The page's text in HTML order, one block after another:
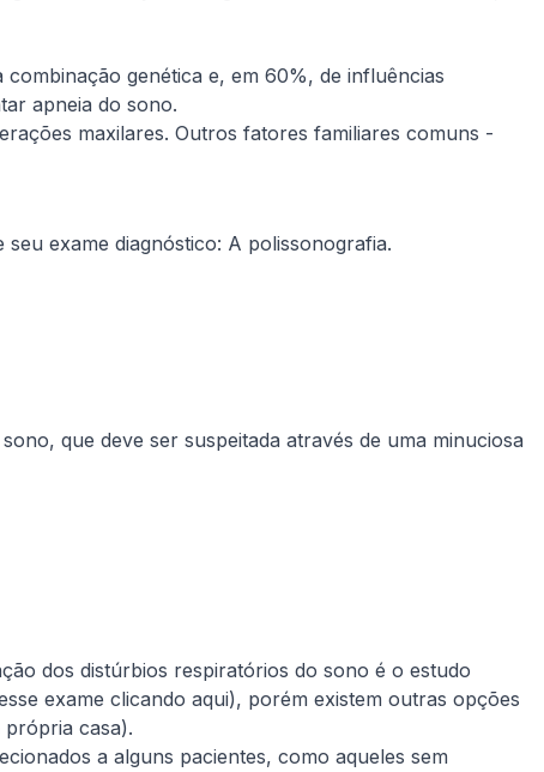
genética e, em 60%, de influências
apneia do sono.
maxilares. Outros fatores familiares comuns -
exame diagnóstico: A polissonografia.
que deve ser suspeitada através de uma minuciosa
dos distúrbios respiratórios do sono é o estudo
exame clicando aqui), porém existem outras opções
casa).
a alguns pacientes, como aqueles sem